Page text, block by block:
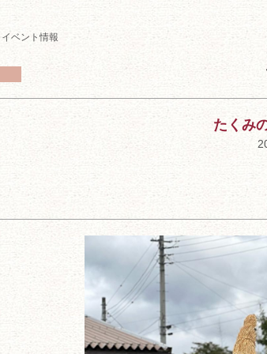
イベント情報
たくみ